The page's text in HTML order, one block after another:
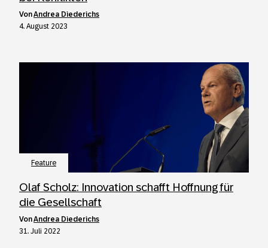
vonAndrea Diederichs
4. August 2023
Feature
Olaf Scholz: Innovation schafft Hoffnung für
die Gesellschaft
vonAndrea Diederichs
31. Juli 2022